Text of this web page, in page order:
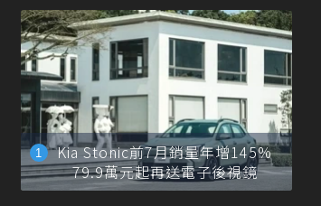
Kia Stonic前7月銷量年增145%
79.9萬元起再送電子後視鏡